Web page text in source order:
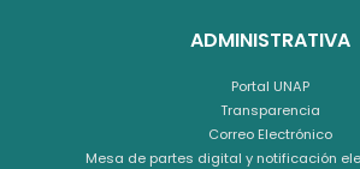
ADMINISTRATIVA
Portal UNAP
Transparencia
Correo Electrónico
Mesa de partes digital y notificación